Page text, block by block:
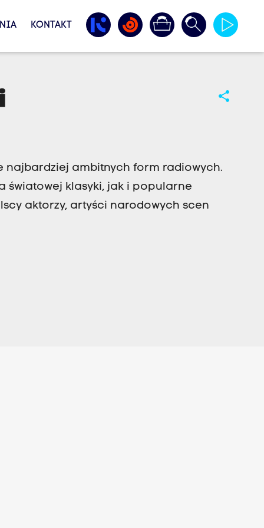
KONTAKT
share
najbardziej ambitnych form radiowych.
światowej klasyki, jak i popularne
aktorzy, artyści narodowych scen